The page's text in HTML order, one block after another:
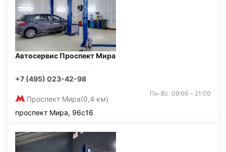
Автосервис Проспект Мира
+7 (495) 023-42-98
Проспект Мира(0,4 км)
Пн-Вс: 09:00 - 21:00
проспект Мира, 96с16